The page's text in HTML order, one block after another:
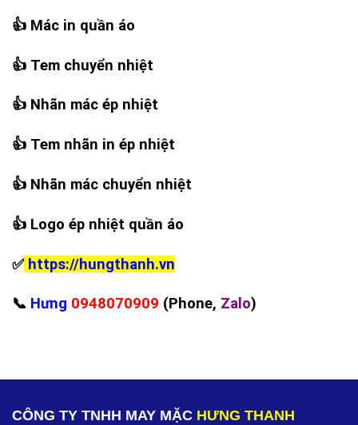
👍 Mác in quần áo
👍 Tem chuyển nhiệt
👍 Nhãn mác ép nhiệt
👍 Tem nhãn in ép nhiệt
👍 Nhãn mác chuyển nhiệt
👍 Logo ép nhiệt quần áo
✅ https://hungthanh.vn
📞 Hưng 0948070909 (Phone, Zalo)
CÔNG TY TNHH MAY MẶC HƯNG THANH